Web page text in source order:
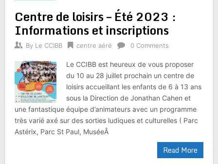
Centre de loisirs – Été 2023 :
Informations et inscriptions
By Le CCIBB centre aéré 0 Comments
Le CCIBB est heureux de vous proposer
du 10 au 28 juillet prochain un centre de
loisirs accueillant les enfants de 6 à 13 ans
sous la Direction de Jonathan Cahen et
une fantastique équipe d’animateurs avec un programme
très varié axé sur des sorties ludiques et culturelles ( Parc
Astérix, Parc St Paul, MuséeÂ
Read More